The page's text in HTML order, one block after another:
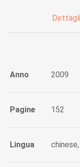
Dettagli
Anno 2009
Pagine 152
Lingua